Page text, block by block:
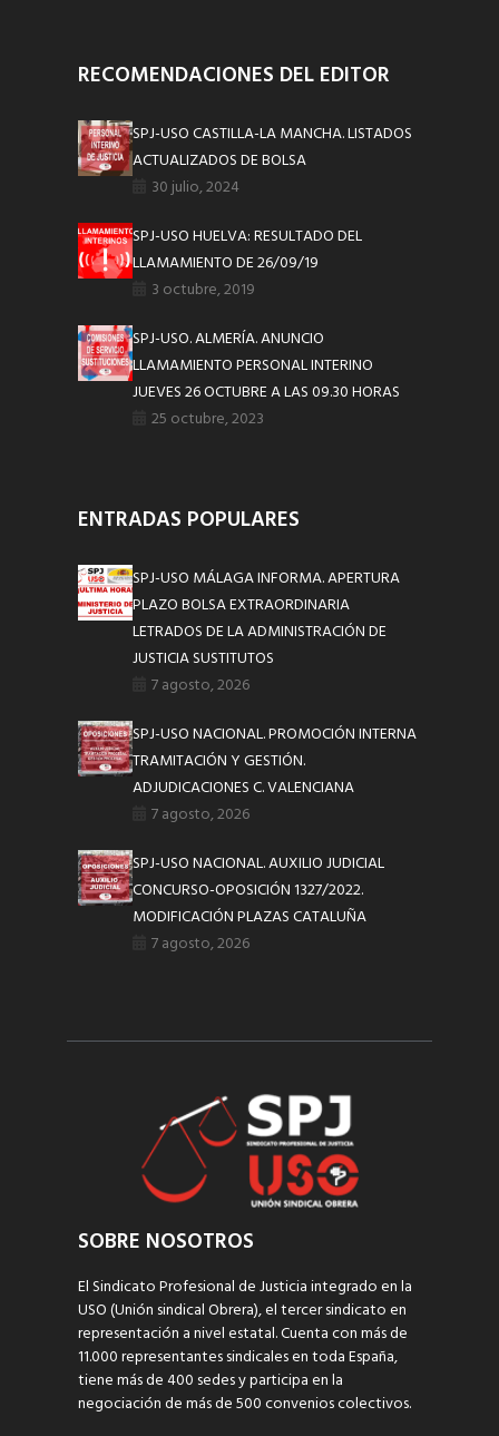
RECOMENDACIONES DEL EDITOR
SPJ-USO CASTILLA-LA MANCHA. LISTADOS
ACTUALIZADOS DE BOLSA
30 julio, 2024
SPJ-USO HUELVA: RESULTADO DEL
LLAMAMIENTO DE 26/09/19
3 octubre, 2019
SPJ-USO. ALMERÍA. ANUNCIO
LLAMAMIENTO PERSONAL INTERINO
JUEVES 26 OCTUBRE A LAS 09.30 HORAS
25 octubre, 2023
ENTRADAS POPULARES
SPJ-USO MÁLAGA INFORMA. APERTURA
PLAZO BOLSA EXTRAORDINARIA
LETRADOS DE LA ADMINISTRACIÓN DE
JUSTICIA SUSTITUTOS
7 agosto, 2026
SPJ-USO NACIONAL. PROMOCIÓN INTERNA
TRAMITACIÓN Y GESTIÓN.
ADJUDICACIONES C. VALENCIANA
7 agosto, 2026
SPJ-USO NACIONAL. AUXILIO JUDICIAL
CONCURSO-OPOSICIÓN 1327/2022.
MODIFICACIÓN PLAZAS CATALUÑA
7 agosto, 2026
SOBRE NOSOTROS
El Sindicato Profesional de Justicia integrado en la
USO (Unión sindical Obrera), el tercer sindicato en
representación a nivel estatal. Cuenta con más de
11.000 representantes sindicales en toda España,
tiene más de 400 sedes y participa en la
negociación de más de 500 convenios colectivos.